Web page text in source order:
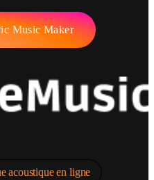
Music Maker
acoustique en ligne